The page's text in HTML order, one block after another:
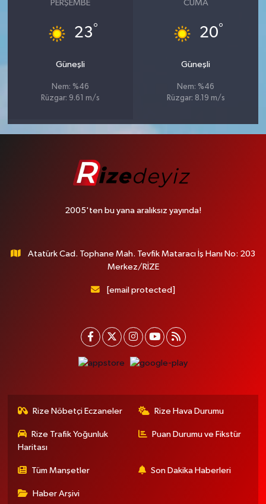
PERŞEMBE
23°
Güneşli
Nem: %46
Rüzgar: 9.61 m/s
CUMA
20°
Güneşli
Nem: %46
Rüzgar: 8.19 m/s
2005'ten bu yana aralıksız yayında!
Atatürk Cad. Tophane Mah. Tevfik Mataracı İş Hanı No: 203
Merkez/RİZE
[email protected]
Rize Nöbetçi Eczaneler Rize Hava Durumu
Rize Trafik Yoğunluk
Haritası
Puan Durumu ve Fikstür
Tüm Manşetler Son Dakika Haberleri
Haber Arşivi